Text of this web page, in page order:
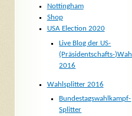
Nottingham
Shop
USA Election 2020
Live Blog der US-
(Präsidentschafts-)Wahl
2016
Wahlsplitter 2016
Bundestagswahlkampf-
Splitter